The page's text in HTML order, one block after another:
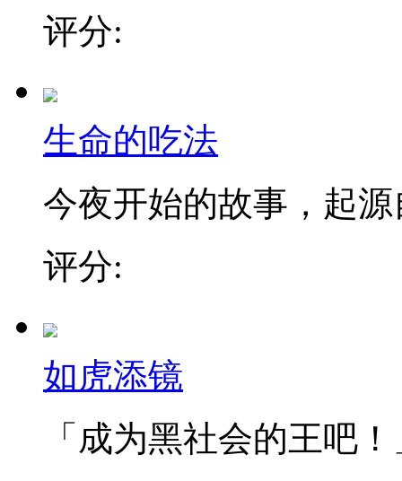
评分:
生命的吃法
今夜开始的故事，起源
评分:
如虎添镜
「成为黑社会的王吧